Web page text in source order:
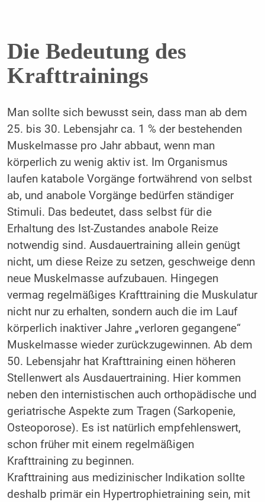
Die Bedeutung des
Krafttrainings
Man sollte sich bewusst sein, dass man ab dem
25. bis 30. Lebensjahr ca. 1 % der bestehenden
Muskelmasse pro Jahr abbaut, wenn man
körperlich zu wenig aktiv ist. Im Organismus
laufen katabole Vorgänge fortwährend von selbst
ab, und anabole Vorgänge bedürfen ständiger
Stimuli. Das bedeutet, dass selbst für die
Erhaltung des Ist-Zustandes anabole Reize
notwendig sind. Ausdauertraining allein genügt
nicht, um diese Reize zu setzen, geschweige denn
neue Muskelmasse aufzubauen. Hingegen
vermag regelmäßiges Krafttraining die Muskulatur
nicht nur zu erhalten, sondern auch die im Lauf
körperlich inaktiver Jahre „verloren gegangene“
Muskelmasse wieder zurückzugewinnen. Ab dem
50. Lebensjahr hat Krafttraining einen höheren
Stellenwert als Ausdauertraining. Hier kommen
neben den internistischen auch orthopädische und
geriatrische Aspekte zum Tragen (Sarkopenie,
Osteoporose). Es ist natürlich empfehlenswert,
schon früher mit einem regelmäßigen
Krafttraining zu beginnen.
Krafttraining aus medizinischer Indikation sollte
deshalb primär ein Hypertrophietraining sein, mit